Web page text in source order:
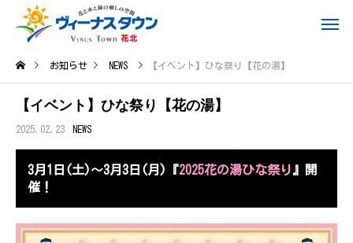
お知らせ NEWS 【イベント】ひな祭り【花の湯】
【イベント】ひな祭り【花の湯】
2025.02.23 NEWS
3月1日(土)～3月3日(月)『2025花の湯ひな祭り』開
催！